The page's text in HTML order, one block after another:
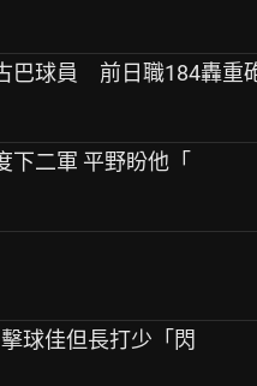
巴球員 前日職184轟重
下二軍 平野盼他「
球佳但長打少「閃